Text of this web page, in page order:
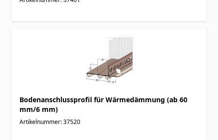
Bodenanschlussprofil für Wärmedämmung (ab 60
mm/6 mm)
Artikelnummer: 37520